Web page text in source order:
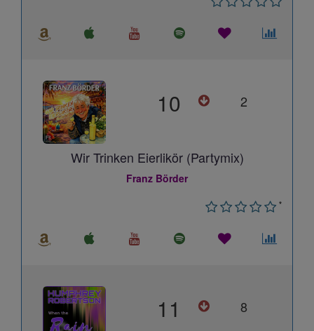
10 2
Wir Trinken Eierlikör (Partymix)
Franz Börder
*
11 8